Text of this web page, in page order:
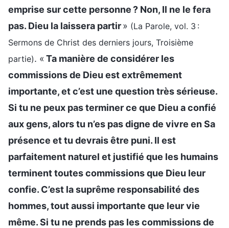
emprise sur cette personne ? Non, Il ne le fera
pas. Dieu la laissera partir» (La Parole, vol. 3 :
Sermons de Christ des derniers jours, Troisième
partie). «Ta manière de considérer les
commissions de Dieu est extrêmement
importante, et c’est une question très sérieuse.
Si tu ne peux pas terminer ce que Dieu a confié
aux gens, alors tu n’es pas digne de vivre en Sa
présence et tu devrais être puni. Il est
parfaitement naturel et justifié que les humains
terminent toutes commissions que Dieu leur
confie. C’est la suprême responsabilité des
hommes, tout aussi importante que leur vie
même. Si tu ne prends pas les commissions de